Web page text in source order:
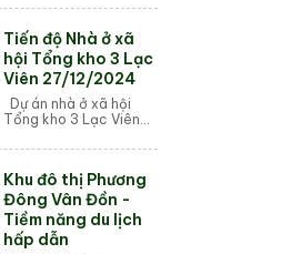
Lakeside (số 54 Tố
biểu tượng mới cho sự
thịnh vượng tại tâm...
Tiến độ Nhà ở xã
hội Tổng kho 3 Lạc
Viên 27/12/2024
Dự án nhà ở xã hội
Tổng kho 3 Lạc Viên
tiện ích hiện đại, bao
24/7, khu vui chơi cho
trẻ em,...
Khu đô thị Phương
Đông Vân Đồn -
Tiềm năng du lịch
hấp dẫn